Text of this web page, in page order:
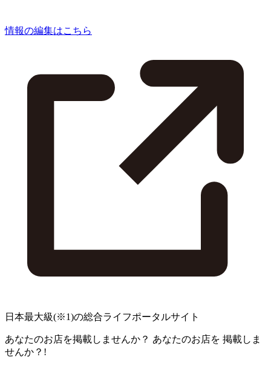
情報の編集はこちら
日本最大級(※1)の総合ライフポータルサイト
あなたのお店を掲載しませんか？ あなたのお店を 掲載しま
せんか？!